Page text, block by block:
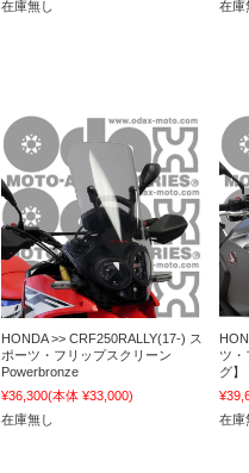
在庫無し
在庫
HONDA >> CRF250RALLY(17-) ス
ポーツ・フリップスクリーン
Powerbronze
¥36,300(本体 ¥33,000)
在庫無し
ツ・
グ】
在庫